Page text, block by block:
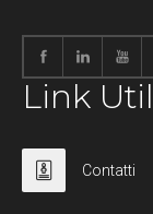
Link
Contatti